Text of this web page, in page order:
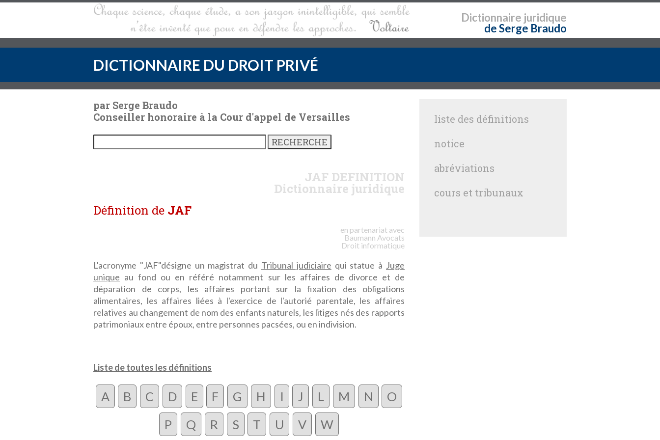
Dictionnaire juridique
de Serge Braudo
DICTIONNAIRE DU DROIT PRIVÉ
par Serge Braudo
Conseiller honoraire à la Cour d'appel de Versailles
JAF DEFINITION
Dictionnaire juridique
Définition de JAF
en partenariat avec
Baumann Avocats
Droit informatique
L'acronyme "JAF"désigne un magistrat du Tribunal judiciaire qui statue à Juge
unique au fond ou en référé notamment sur les affaires de divorce et de
déparation de corps, les affaires portant sur la fixation des obligations
alimentaires, les affaires liées à l'exercice de l'autorié parentale, les affaires
relatives au changement de nom des enfants naturels, les litiges nés des rapports
patrimoniaux entre époux, entre personnes pacsées, ou en indivision.
Liste de toutes les définitions
A B C D E F G H I J L M N
O
P
Q R S T U V W
liste des définitions
notice
abréviations
cours et tribunaux